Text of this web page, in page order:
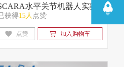
水平关节机器人实验
获得15人 点赞
点赞 加入购物车